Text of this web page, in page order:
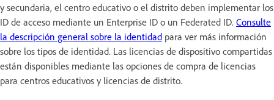
y secundaria, el centro educativo o el distrito deben implementar los
ID de acceso mediante un Enterprise ID o un Federated ID. Consulte
la descripción general sobre la identidad para ver más información
sobre los tipos de identidad. Las licencias de dispositivo compartidas
están disponibles mediante las opciones de compra de licencias
para centros educativos y licencias de distrito.